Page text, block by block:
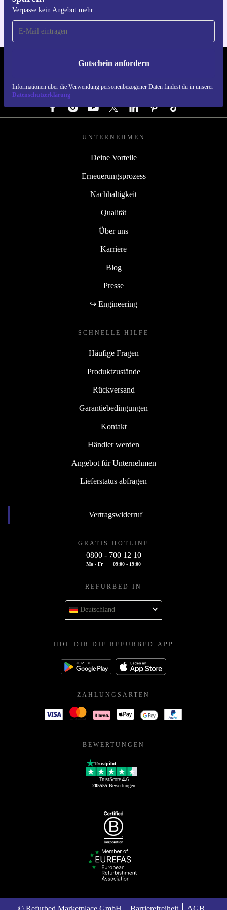
Verpasse kein Angebot mehr
Gutschein anfordern
Informationen über die Verwendung personenbezogener Daten findest du in unserer
Datenschutzerklärung
REFURBED DEUTSCHLAND - RETHINK NEW.
FOLGE UNS
UNTERNEHMEN
Deine Vorteile
Erneuerungsprozess
Nachhaltigkeit
Qualität
Über uns
Karriere
Blog
Presse
↪ Engineering
SCHNELLE HILFE
Häufige Fragen
Produktzustände
Rückversand
Garantiebedingungen
Kontakt
Händler werden
Angebot für Unternehmen
Lieferstatus abfragen
Vertragswiderruf
GRATIS HOTLINE
0800 - 700 12 10
Mo - Fr 09:00 - 19:00
REFURBED IN
Deutschland
HOL DIR DIE REFURBED-APP
ZAHLUNGSARTEN
BEWERTUNGEN
Trustpilot
TrustScore 4.6
205555Bewertungen